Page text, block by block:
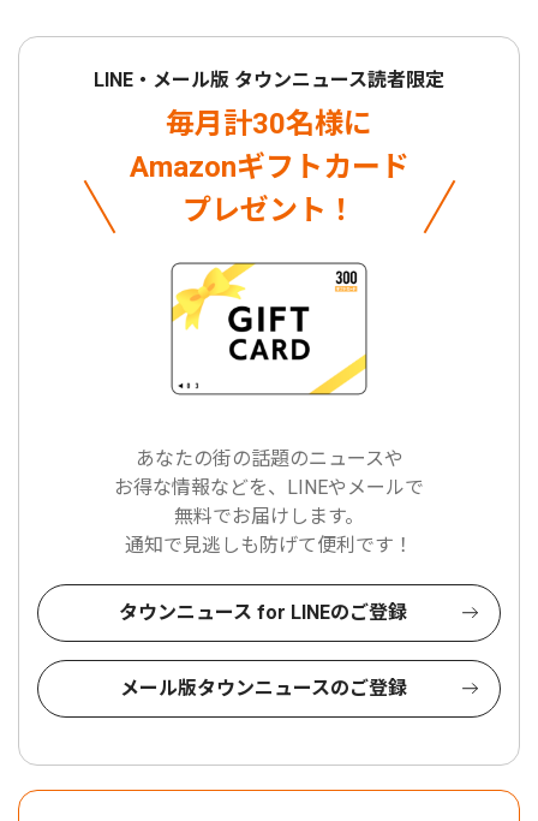
LINE・メール版 タウンニュース読者限定
毎月計30名様に
Amazonギフトカード
プレゼント！
あなたの街の話題のニュースや
お得な情報などを、LINEやメールで
無料でお届けします。
通知で見逃しも防げて便利です！
タウンニュース for LINEのご登録
メール版タウンニュースのご登録